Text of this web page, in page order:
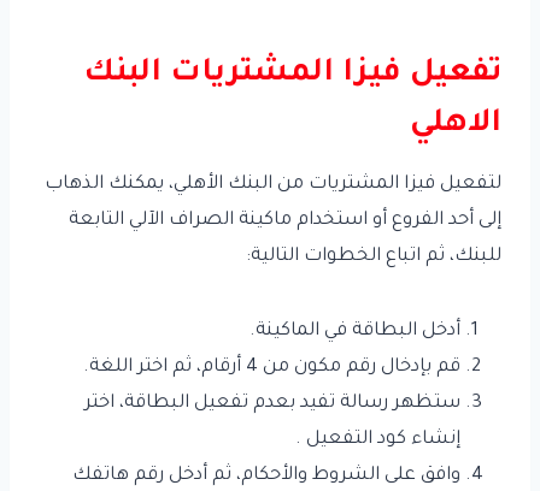
تفعيل فيزا المشتريات البنك
الاهلي
لتفعيل فيزا المشتريات من البنك الأهلي، يمكنك الذهاب
إلى أحد الفروع أو استخدام ماكينة الصراف الآلي التابعة
للبنك، ثم اتباع الخطوات التالية:
أدخل البطاقة في الماكينة.
قم بإدخال رقم مكون من 4 أرقام، ثم اختر اللغة.
ستظهر رسالة تفيد بعدم تفعيل البطاقة، اختر
إنشاء كود التفعيل .
وافق على الشروط والأحكام، ثم أدخل رقم هاتفك